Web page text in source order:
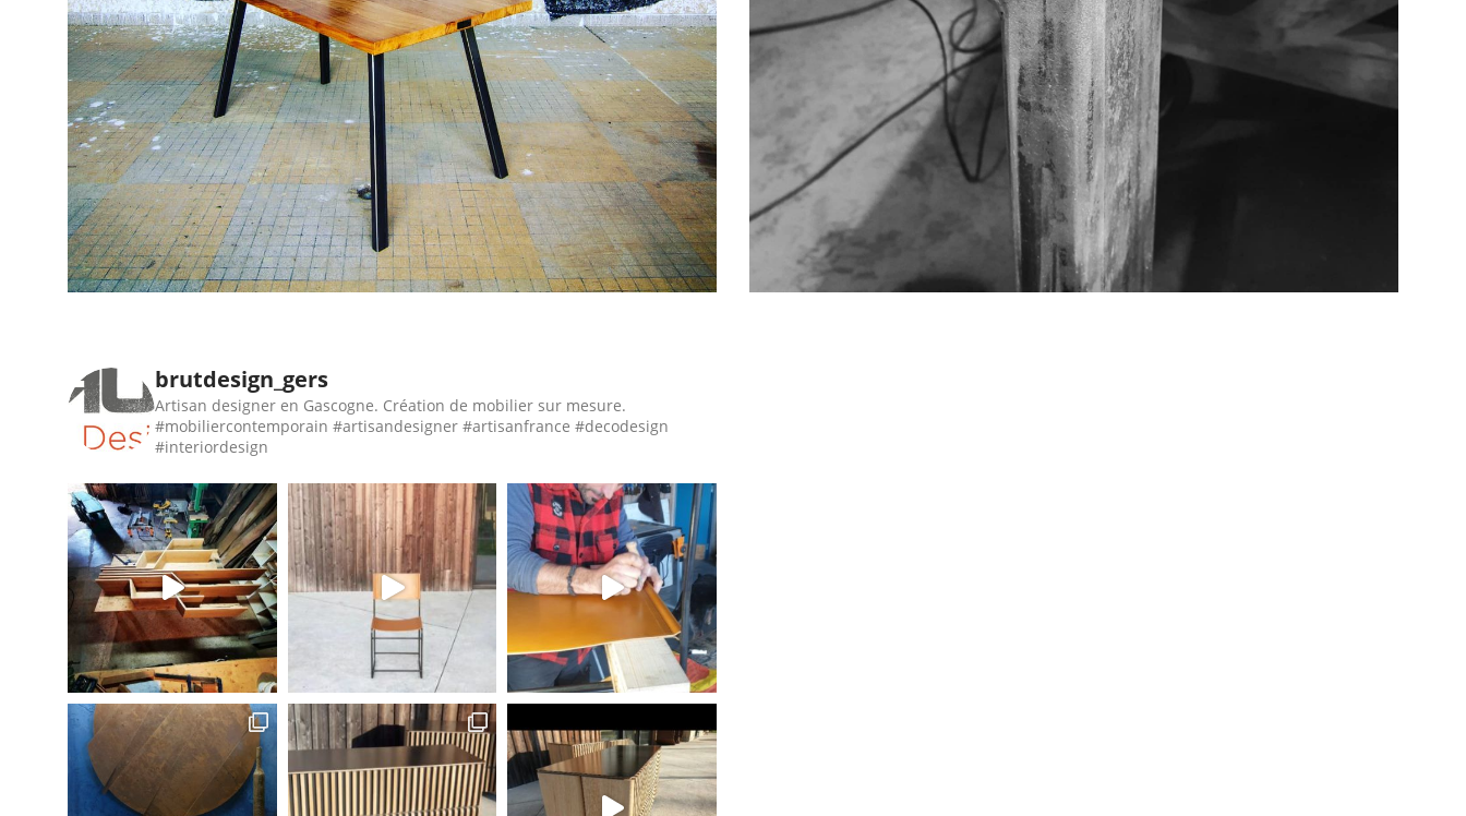
brutdesign_gers
Artisan designer en Gascogne. Création de mobilier sur mesure.
#mobiliercontemporain #artisandesigner #artisanfrance #decodesign
#interiordesign